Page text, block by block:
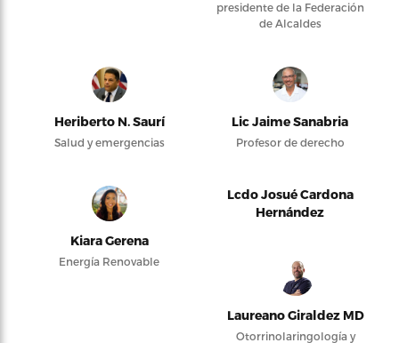
presidente de la Federación
de Alcaldes
Heriberto N. Saurí
Salud y emergencias
Lic Jaime Sanabria
Profesor de derecho
Kiara Gerena
Energía Renovable
Lcdo Josué Cardona
Hernández
Laureano Giraldez MD
Otorrinolaringología y